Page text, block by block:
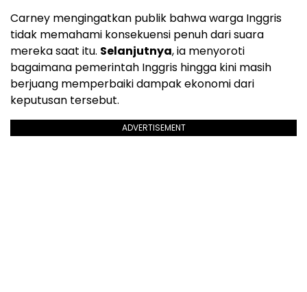
Carney mengingatkan publik bahwa warga Inggris
tidak memahami konsekuensi penuh dari suara
mereka saat itu. Selanjutnya, ia menyoroti
bagaimana pemerintah Inggris hingga kini masih
berjuang memperbaiki dampak ekonomi dari
keputusan tersebut.
ADVERTISEMENT